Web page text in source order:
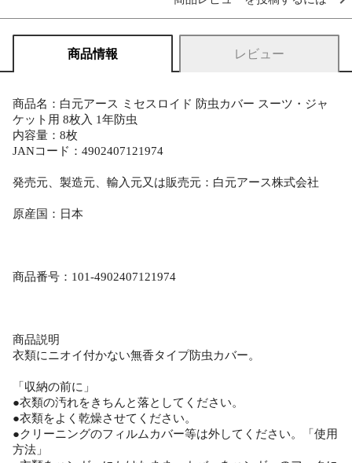
商品情報 レビュー
商品名：白元アース ミセスロイド 防虫カバー スーツ・ジャ
ケット用 8枚入 1年防虫
内容量：8枚
JANコード：4902407121974
発売元、製造元、輸入元又は販売元：白元アース株式会社
原産国：日本
商品番号：101-4902407121974
商品説明
衣類にニオイ付かない無香タイプ防虫カバー。
「収納の前に」
●衣類の汚れをきちんと落としてください。
●衣類をよく乾燥させてください。
●クリーニングのフィルムカバー等は外してください。「使用
方法」